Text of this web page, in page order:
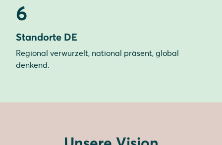
6
Standorte DE
Regional verwurzelt, national präsent, global
denkend.